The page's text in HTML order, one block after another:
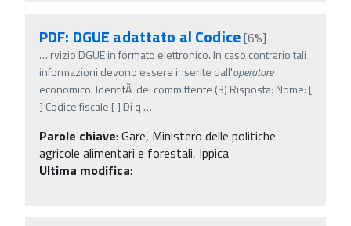
PDF: DGUE adattato al Codice[6%]
… rvizio DGUE in formato elettronico. In caso contrario tali
informazioni devono essere inserite dall'operatore
economico. IdentitÃ del committente (3) Risposta: Nome: [
] Codice fiscale [ ] Di q …
Parole chiave: Gare, Ministero delle politiche
agricole alimentari e forestali, Ippica
Ultima modifica: